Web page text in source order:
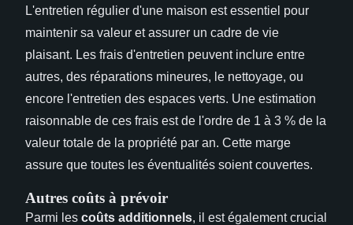
L'entretien régulier d'une maison est essentiel pour
maintenir sa valeur et assurer un cadre de vie
plaisant. Les frais d'entretien peuvent inclure entre
autres, des réparations mineures, le nettoyage, ou
encore l'entretien des espaces verts. Une estimation
raisonnable de ces frais est de l'ordre de 1 à 3 % de la
valeur totale de la propriété par an. Cette marge
assure que toutes les éventualités soient couvertes.
Autres coûts à prévoir
Parmi les coûts additionnels, il est également crucial